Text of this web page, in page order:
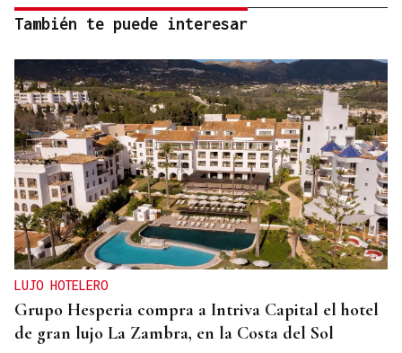
También te puede interesar
LUJO HOTELERO
Grupo Hesperia compra a Intriva Capital el hotel
de gran lujo La Zambra, en la Costa del Sol